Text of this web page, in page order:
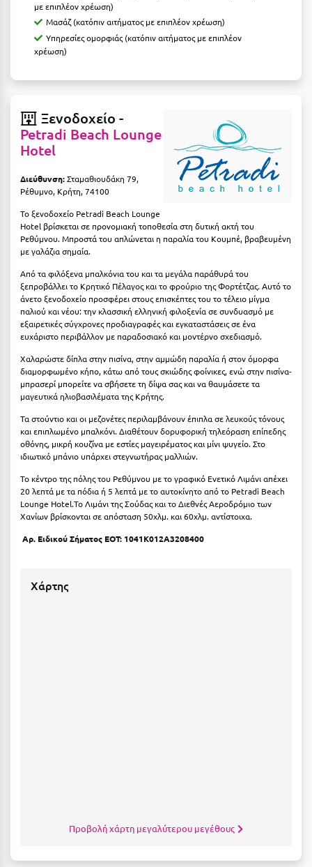
Πύλος
Πύργος
Ρ
Ρίο
Ρόδος
Σ
Σαλαμίνα
Σαμοθράκη
Σάμος
Σαντορίνη
Σέριφος
Σέρρες
Σιθωνία
Σίφνος
Σκαφιδιά Ηλείας
Σκιάθος
Σκόπελος
Σκύρος
Σπάρτη
με επιπλέον χρέωση)
Mασάζ (κατόπιν αιτήματος με επιπλέον χρέωση)
Υπηρεσίες ομορφιάς (κατόπιν αιτήματος με επιπλέον
χρέωση)
Ξενοδοχείο -
Petradi Beach Lounge
Hotel
Διεύθυνση:Σταμαθιουδάκη 79,
Ρέθυμνο, Κρήτη, 74100
Το ξενοδοχείο Petradi Beach Lounge
Hotel βρίσκεται σε προνομιακή τοποθεσία στη δυτική ακτή του
Ρεθύμνου. Μπροστά του απλώνεται η παραλία του Κουμπέ, βραβευμένη
με γαλάζια σημαία.
Από τα φιλόξενα μπαλκόνια του και τα μεγάλα παράθυρά του
ξεπροβάλλει το Kρητικό Πέλαγος και το φρούριο της Φορτέτζας. Αυτό το
άνετο ξενοδοχείο προσφέρει στους επισκέπτες του το τέλειο μίγμα
παλιού και νέου: την κλασσική ελληνική φιλοξενία σε συνδυασμό με
εξαιρετικές σύγχρονες προδιαγραφές και εγκαταστάσεις σε ένα
ευχάριστο περιβάλλον με παραδοσιακό και μοντέρνο σχεδιασμό.
Χαλαρώστε δίπλα στην πισίνα, στην αμμώδη παραλία ή στον όμορφα
διαμορφωμένο κήπο, κάτω από τους σκιώδης φοίνικες, ενώ στην πισίνα-
μπρασερί μπορείτε να σβήσετε τη δίψα σας και να θαυμάσετε τα
μαγευτικά ηλιοβασιλέματα της Κρήτης.
Τα στούντιο και οι μεζονέτες περιλαμβάνουν έπιπλα σε λευκούς τόνους
και επιπλωμένο μπαλκόνι. Διαθέτουν δορυφορική τηλεόραση επίπεδης
οθόνης, μικρή κουζίνα με εστίες μαγειρέματος και μίνι ψυγείο. Στο
ιδιωτικό μπάνιο υπάρχει στεγνωτήρας μαλλιών.
Το κέντρο της πόλης του Ρεθύμνου με το γραφικό Ενετικό Λιμάνι απέχει
20 λεπτά με τα πόδια ή 5 λεπτά με το αυτοκίνητο από το Petradi Beach
Lounge Hotel.Το Λιμάνι της Σούδας και το Διεθνές Αεροδρόμιο των
Χανίων βρίσκονται σε απόσταση 50χλμ. και 60χλμ. αντίστοιχα.
Αρ. Ειδικού Σήματος ΕΟΤ: 1041K012A3208400
Χάρτης
Προβολή χάρτη μεγαλύτερου μεγέθους